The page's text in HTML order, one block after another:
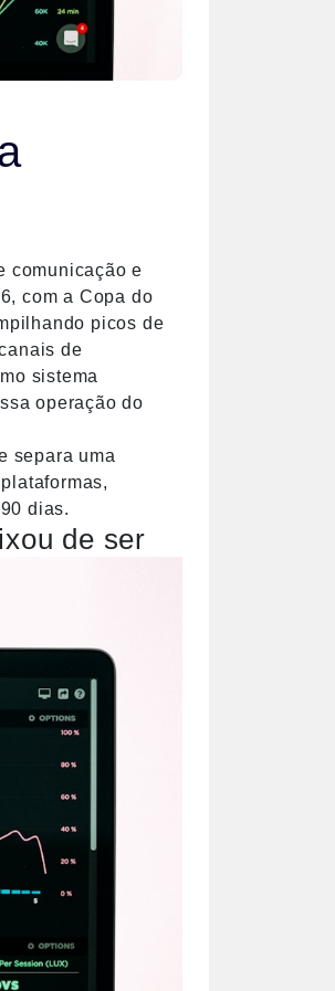
comunicação e
com a Copa do
picos de
de
sistema
operação do
separa uma
dias.
de ser